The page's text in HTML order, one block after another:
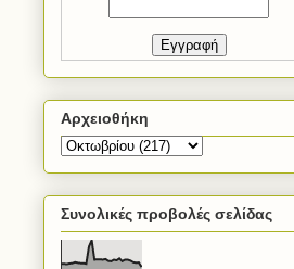
Αρχειοθήκη
Συνολικές προβολές σελίδας